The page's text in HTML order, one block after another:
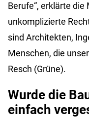
Berufe“, erklärte
unkomplizierte
sind Architekten,
Menschen, die
Resch (Grüne).
Wurde die
einfach